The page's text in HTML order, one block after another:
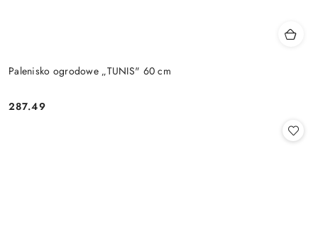
Palenisko ogrodowe „TUNIS" 60 cm
Cena:
287.49